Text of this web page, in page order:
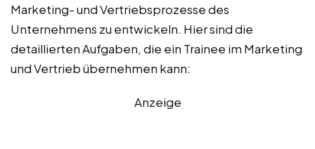
Marketing- und Vertriebsprozesse des
Unternehmens zu entwickeln. Hier sind die
detaillierten Aufgaben, die ein Trainee im Marketing
und Vertrieb übernehmen kann:
Anzeige